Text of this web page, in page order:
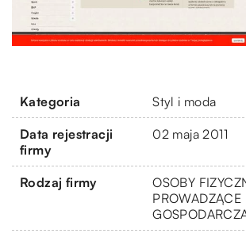
Kategoria Styl i moda
Data rejestracji
firmy
02 maja 2011
Rodzaj firmy
OSOBY
PROWADZĄCE